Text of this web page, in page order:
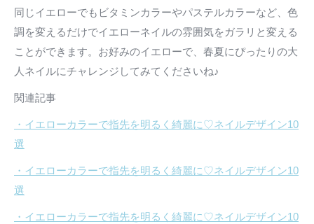
同じイエローでもビタミンカラーやパステルカラーなど、色
調を変えるだけでイエローネイルの雰囲気をガラリと変える
ことができます。お好みのイエローで、春夏にぴったりの大
人ネイルにチャレンジしてみてくださいね♪
関連記事
・イエローカラーで指先を明るく綺麗に♡ネイルデザイン10
選
・イエローカラーで指先を明るく綺麗に♡ネイルデザイン10
選
・イエローカラーで指先を明るく綺麗に♡ネイルデザイン10